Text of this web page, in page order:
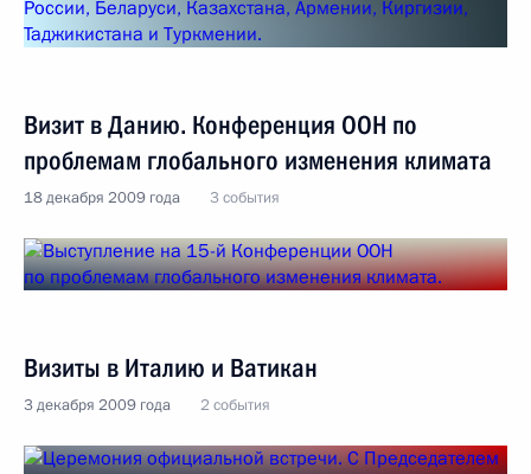
Визит в Данию. Конференция ООН по
проблемам глобального изменения климата
18 декабря 2009 года 3 события
Визиты в Италию и Ватикан
3 декабря 2009 года 2 события